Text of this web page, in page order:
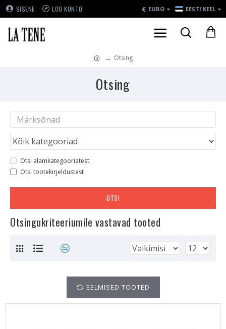
SISENE LOO KONTO € EURO EESTI KEEL
Otsing
Otsing
Otsi alamkategooriatest
Otsi tootekirjeldustest
OTSI
Otsingukriteeriumile vastavad tooted
EELMISED TOOTED